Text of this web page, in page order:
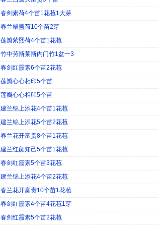
春剑素荷4个苗1花苞1大芽
春兰翠盖荷10个苗2芽
莲瓣紫熙荷4个苗1花苞
竹中劳斯莱斯内门竹1盆一3
春剑红霞素6个苗2花苞
莲瓣心心相印5个苗
莲瓣心心相印5个苗
建兰锦上添花4个苗1花苞
建兰锦上添花5个苗2花苞
春兰花开富贵8个苗1花苞
建兰红颜知己5个苗1花苞
春剑红霞素5个苗3花苞
建兰锦上添花4个苗2花苞
春兰花开富贵10个苗1花苞
春剑红霞素4个苗4花苞1芽
春剑红霞素5个苗2花苞